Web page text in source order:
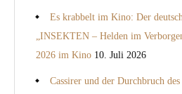
Es krabbelt im Kino: Der
„INSEKTEN – Helden im
2026 im Kino 10. Juli 2026
Cassirer und der Durchbruch